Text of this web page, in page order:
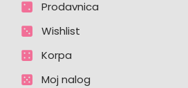
Prodavnica
Wishlist
Korpa
Moj nalog